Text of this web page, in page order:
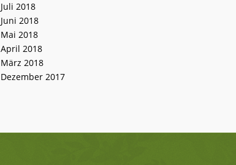
Juli 2018
Juni 2018
Mai 2018
April 2018
März 2018
Dezember 2017